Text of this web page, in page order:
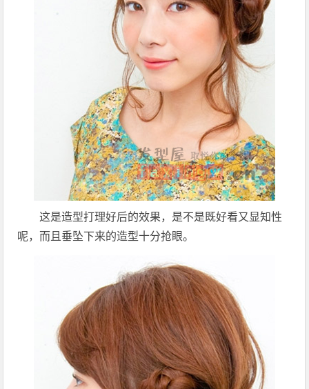
这是造型打理好后的效果，是不是既好看又显知性
呢，而且垂坠下来的造型十分抢眼。